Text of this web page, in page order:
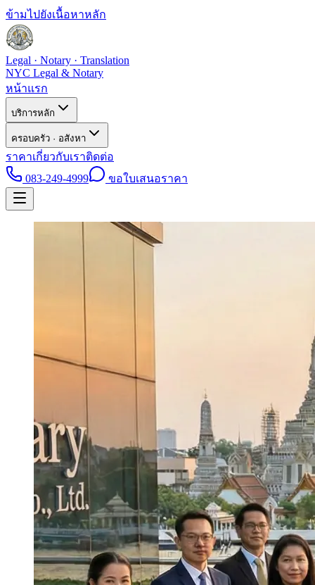
ข้ามไปยังเนื้อหาหลัก
Legal · Notary · Translation
NYC Legal & Notary
หน้าแรก
บริการหลัก
ครอบครัว · อสังหา
ราคาเกี่ยวกับเราติดต่อ
083-249-4999
ขอใบเสนอราคา